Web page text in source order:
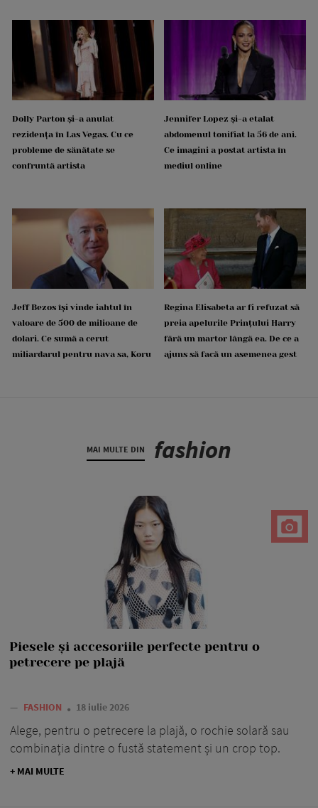
Dolly Parton și-a anulat
rezidența în Las Vegas. Cu ce
probleme de sănătate se
confruntă artista
Jennifer Lopez și-a etalat
abdomenul tonifiat la 56 de ani.
Ce imagini a postat artista în
mediul online
Jeff Bezos își vinde iahtul în
valoare de 500 de milioane de
dolari. Ce sumă a cerut
miliardarul pentru nava sa, Koru
Regina Elisabeta ar fi refuzat să
preia apelurile Prințului Harry
fără un martor lângă ea. De ce a
ajuns să facă un asemenea gest
MAI MULTE DIN fashion
Piesele și accesoriile perfecte pentru o
petrecere pe plajă
— FASHION 18 iulie 2026
Alege, pentru o petrecere la plajă, o rochie solară sau
combinația dintre o fustă statement și un crop top.
+ MAI MULTE